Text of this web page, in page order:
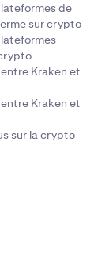
de
sur crypto
Kraken et
Kraken et
sur la crypto